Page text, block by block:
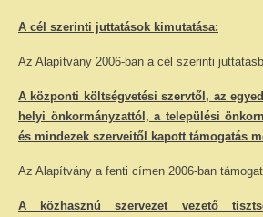
A cél szerinti juttatások kimutatása:
Az Alapítvány 2006-ban a cél szerinti
A központi költségvetési szervtől, az
helyi önkormányzattól, a települési
és mindezek szerveitől kapott támogatás
Az Alapítvány a fenti címen 2006-ban
A közhasznú szervezet vezető